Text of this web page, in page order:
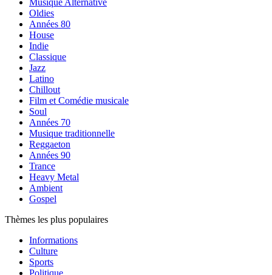
Musique Alternative
Oldies
Années 80
House
Indie
Classique
Jazz
Latino
Chillout
Film et Comédie musicale
Soul
Années 70
Musique traditionnelle
Reggaeton
Années 90
Trance
Heavy Metal
Ambient
Gospel
Thèmes les plus populaires
Informations
Culture
Sports